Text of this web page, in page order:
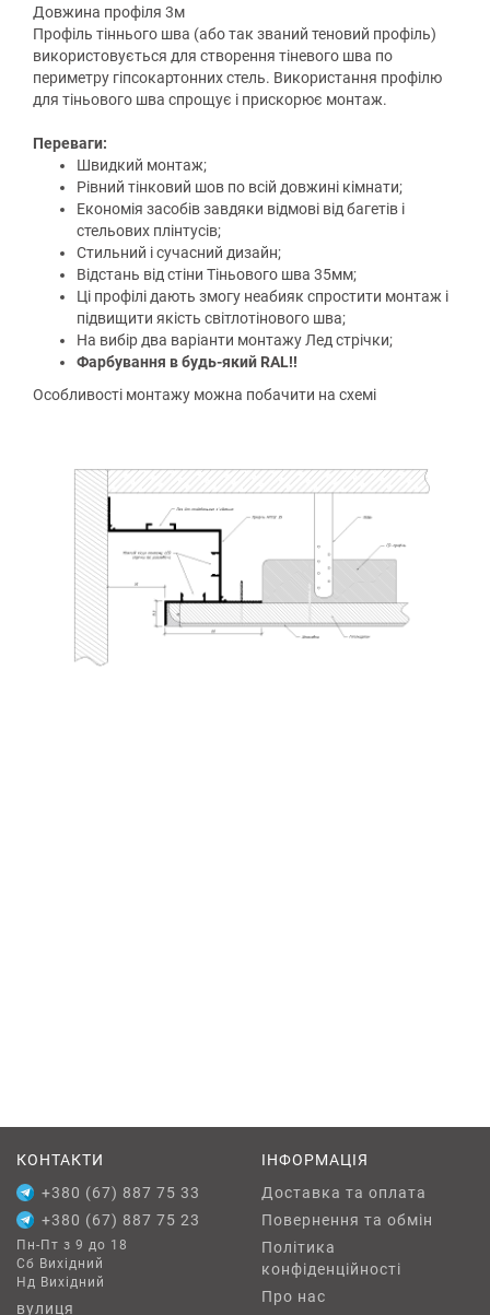
Довжина профіля 3м
Профіль тіннього шва (або так званий теновий профіль)
використовується для створення тіневого шва по
периметру гіпсокартонних стель. Використання профілю
для тіньового шва спрощує і прискорює монтаж.
Переваги:
Швидкий монтаж;
Рівний тінковий шов по всій довжині кімнати;
Економія засобів завдяки відмові від багетів і
стельових плінтусів;
Стильний і сучасний дизайн;
Відстань від стіни Тіньового шва 35мм;
Ці профілі дають змогу неабияк спростити монтаж і
підвищити якість світлотінового шва;
На вибір два варіанти монтажу Лед стрічки;
Фарбування в будь-який RAL!!
Особливості монтажу можна побачити на схемі
КОНТАКТИ
+380 (67) 887 75 33
+380 (67) 887 75 23
Пн-Пт з 9 до 18
Сб Вихідний
Нд Вихідний
вулиця
ІНФОРМАЦІЯ
Доставка та оплата
Повернення та обмін
Політика
конфіденційності
Про нас